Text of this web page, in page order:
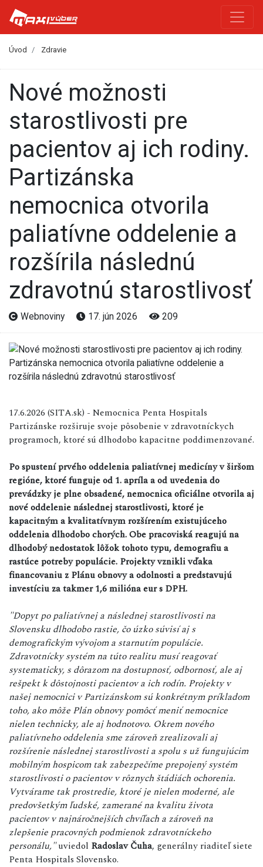
Úvod Zdravie
Nové možnosti
starostlivosti pre
pacientov aj ich rodiny.
Partizánska
nemocnica otvorila
paliatívne oddelenie a
rozšírila následnú
zdravotnú starostlivosť
Webnoviny 17. jún 2026 209
17.6.2026 (SITA.sk) - Nemocnica Penta Hospitals
Partizánske rozširuje svoje pôsobenie v zdravotníckych
programoch, ktoré sú dlhodobo kapacitne poddimenzované.
Po spustení prvého oddelenia paliatívnej medicíny v širšom
regióne, ktoré funguje od 1. apríla a od uvedenia do
prevádzky je plne obsadené, nemocnica oficiálne otvorila aj
nové oddelenie následnej starostlivosti, ktoré je
kapacitným a kvalitatívnym rozšírením existujúceho
oddelenia dlhodobo chorých. Obe pracoviská reagujú na
dlhodobý nedostatok lôžok tohoto typu, demografiu a
rastúce potreby populácie. Projekty vznikli vďaka
financovaniu z Plánu obnovy a odolnosti a predstavujú
investíciu za takmer 1,6 milióna eur s DPH.
"Dopyt po paliatívnej a následnej starostlivosti na
Slovensku dlhodobo rastie, čo úzko súvisí aj s
demografickým vývojom a starnutím populácie.
Zdravotnícky systém na túto realitu musí reagovať
systematicky, s dôrazom na dostupnosť, odbornosť, ale aj
rešpekt k dôstojnosti pacientov a ich rodín. Projekty v
našej nemocnici v Partizánskom sú konkrétnym príkladom
toho, ako môže Plán obnovy pomôcť meniť nemocnice
nielen technicky, ale aj hodnotovo. Okrem nového
paliatívneho oddelenia sme zároveň zrealizovali aj
rozšírenie následnej starostlivosti a spolu s už fungujúcim
mobilným hospicom tak zabezpečíme prepojený systém
starostlivosti o pacientov v rôznych štádiách ochorenia.
Vytvárame tak prostredie, ktoré je nielen moderné, ale
predovšetkým ľudské, zamerané na kvalitu života
pacientov v najnáročnejších chvíľach a zároveň na
zlepšenie pracovných podmienok zdravotníckeho
personálu,"uviedol Radoslav Čuha, generálny riaditeľ siete
Penta Hospitals Slovensko.